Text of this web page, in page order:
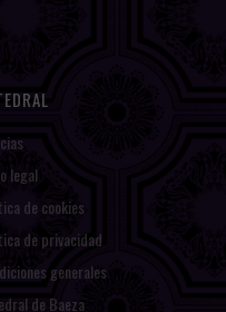
legal
de cookies
de privacidad
generales
de Baeza